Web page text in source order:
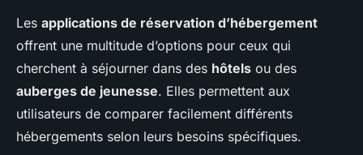
Les applications de réservation d’hébergement
offrent une multitude d’options pour ceux qui
cherchent à séjourner dans des hôtels ou des
auberges de jeunesse. Elles permettent aux
utilisateurs de comparer facilement différents
hébergements selon leurs besoins spécifiques.